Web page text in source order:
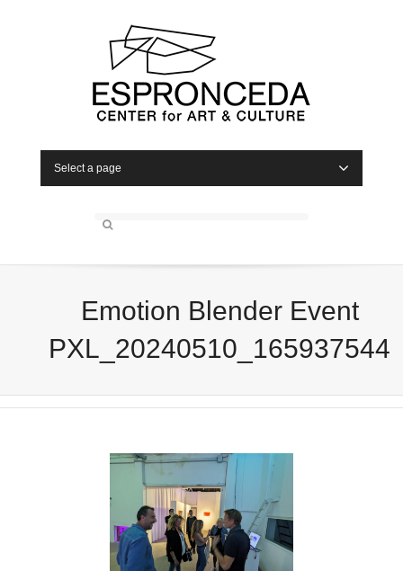
Select a page
Emotion Blender Event
PXL_20240510_165937544